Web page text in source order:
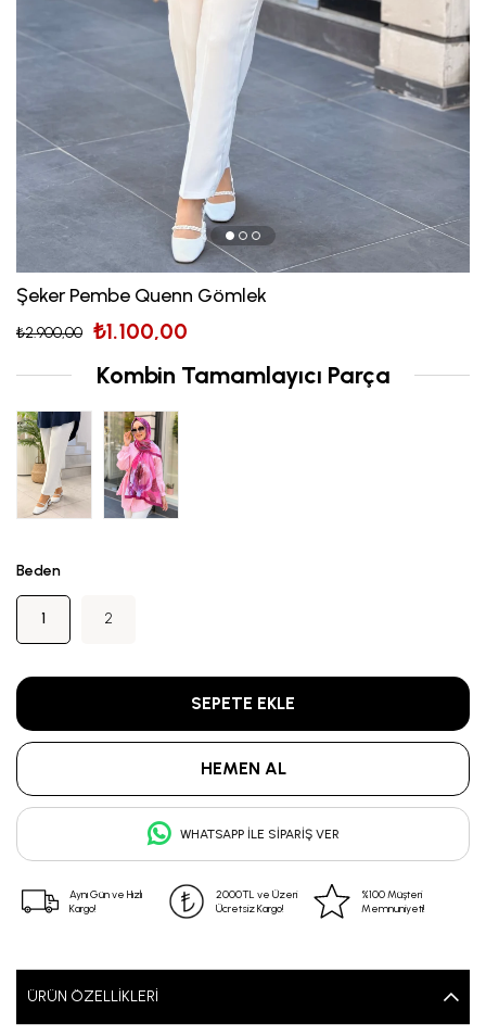
Şeker Pembe Quenn Gömlek
₺2.900,00 ₺1.100,00
Kombin Tamamlayıcı Parça
Beden
1 2
WHATSAPP İLE SIPARIŞ VER
Aynı Gün ve Hızlı
Kargo!
2000TL ve Üzeri
Ücretsiz Kargo!
%100 Müşteri
Memnuniyeti!
ÜRÜN ÖZELLIKLERI